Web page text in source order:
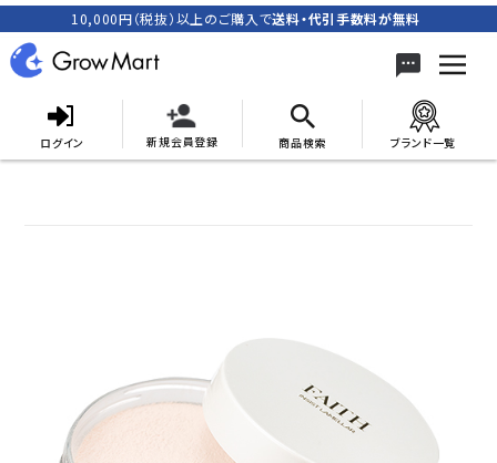
10,000円（税抜）以上のご購入で送料・代引手数料が無料
ログイン 新規会員登録 商品検索 ブランド一覧
カテゴリーから探す
キャンペーン